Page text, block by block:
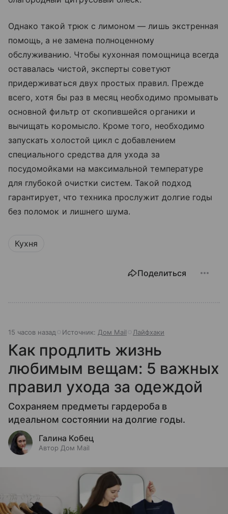
Однако такой трюк с лимоном — лишь экстренная
помощь, а не замена полноценному
обслуживанию. Чтобы кухонная помощница всегда
оставалась чистой, эксперты советуют
придерживаться двух простых правил. Прежде
всего, хотя бы раз в месяц необходимо промывать
основной фильтр от скопившейся органики и
вычищать коромысло. Кроме того, необходимо
запускать холостой цикл с добавлением
специального средства для ухода за
посудомойками на максимальной температуре
для глубокой очистки систем. Такой подход
гарантирует, что техника прослужит долгие годы
без поломок и лишнего шума.
Кухня
Поделиться
15 часов назад Источник: Дом Mail Лайфхаки
Как продлить жизнь
любимым вещам: 5 важных
правил ухода за одеждой
Сохраняем предметы гардероба в
идеальном состоянии на долгие годы.
Галина Кобец
Автор Дом Mail